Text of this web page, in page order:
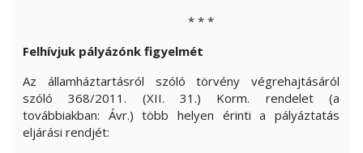
* * *
Felhívjuk pályázónk figyelmét
Az államháztartásról szóló törvény végrehajtásáról
szóló 368/2011. (XII. 31.) Korm. rendelet (a
továbbiakban: Ávr.) több helyen érinti a pályáztatás
eljárási rendjét: